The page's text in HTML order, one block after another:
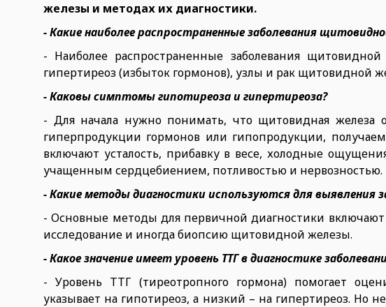
железы и методах их диагностики.
- Какие наиболее распространенные заболевания
- Наиболее распространенные заболевания
гипертиреоз (избыток гормонов), узлы и рак щитовидной
- Каковы симптомы гипотиреоза и гипертиреоза?
- Для начала нужно понимать, что щитовидная железа
гиперпродукции гормонов или гипопродукции,
включают усталость, прибавку в весе, холодные
учащенным сердцебиением, потливостью и нервозностью.
- Какие методы диагностики используются для выявления
- Основные методы для первичной диагностики
исследование и иногда биопсию щитовидной железы.
- Какое значение имеет уровень ТТГ в диагностике
- Уровень ТТГ (тиреотропного гормона) помогает
указывает на гипотиреоз, а низкий – на гипертиреоз. Но